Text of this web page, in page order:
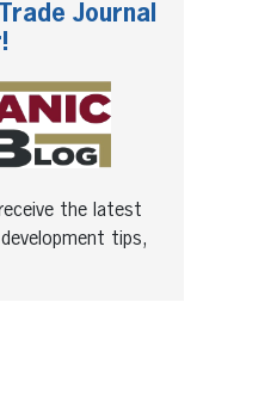
Journal
the latest
tips,